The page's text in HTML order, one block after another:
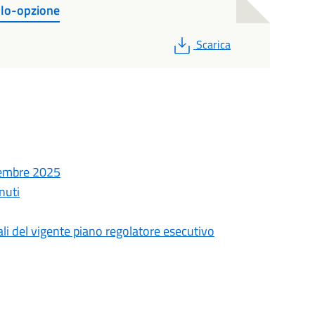
opzione
PDF
Scarica
2025
del vigente piano regolatore esecutivo